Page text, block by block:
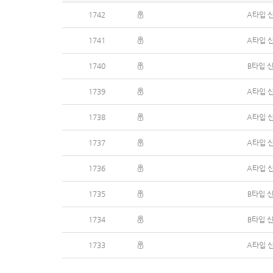
1742 A타입
1741 A타입
1740 B타입
1739 A타입
1738 A타입
1737 A타입
1736 A타입
1735 B타입
1734 B타입
1733 A타입